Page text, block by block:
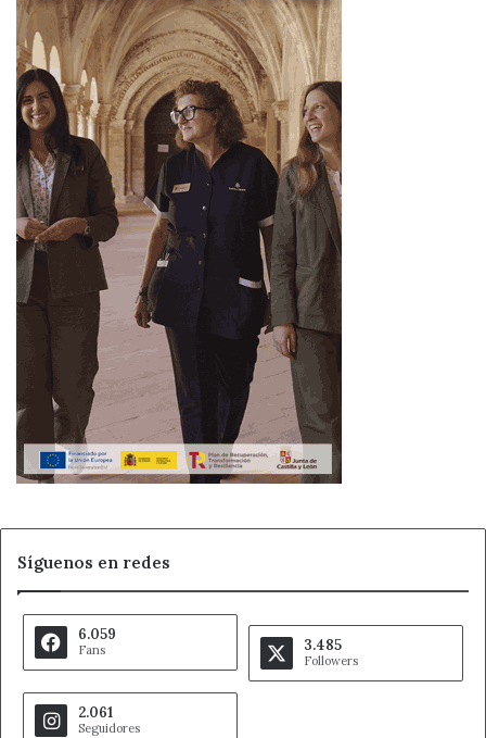
10.00 y 19.00 horas
con la evolución de los incendios
forestales en Castilla y León.
La recomendación para la población es extremar la
prudencia, evitar cualquier actividad de riesgo en el
medio natural y llamar al112
ante humo, llamas o
comportamientos peligrosos en zonas forestales.
Fuente Ahora León
Ahora León Incendios en León
Incendios forestales
Noticias de León Oseja de Sajambre
Picos de Europa Ribota de Sajambre
Síguenos en redes
6.059
Fans 3.485
Followers
2.061
Seguidores